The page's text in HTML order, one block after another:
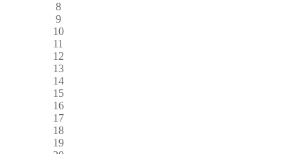
8
9
10
11
12
13
14
15
16
17
18
19